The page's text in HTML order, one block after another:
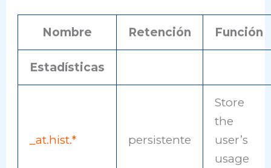
Nombre Retención Función
Estadísticas
_at.hist.* persistente
Store
the
user’s
usage